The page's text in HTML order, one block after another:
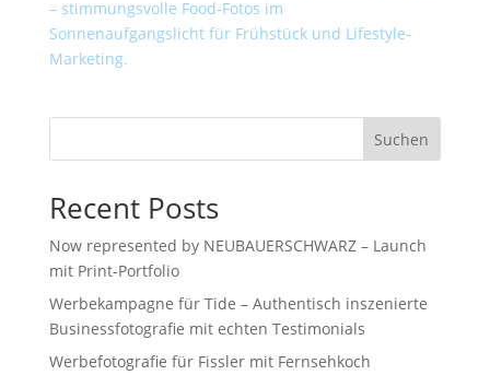
Suchen
Recent Posts
Now represented by NEUBAUERSCHWARZ – Launch
mit Print-Portfolio
Werbekampagne für Tide – Authentisch inszenierte
Businessfotografie mit echten Testimonials
Werbefotografie für Fissler mit Fernsehkoch